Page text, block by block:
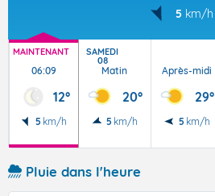
5 km/h
MAINTENANT
06:09
12°
5 km/h
SAMEDI
08
Matin
20°
5 km/h
Après-midi
29°
5 km/h
Pluie dans l'heure